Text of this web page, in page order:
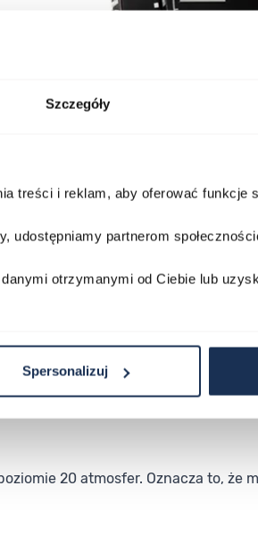
Szczegóły
treści i reklam, aby oferować funkcje
udostępniamy partnerom
otrzymanymi od Ciebie lub
Spersonalizuj
20 atmosfer. Oznacza to, że